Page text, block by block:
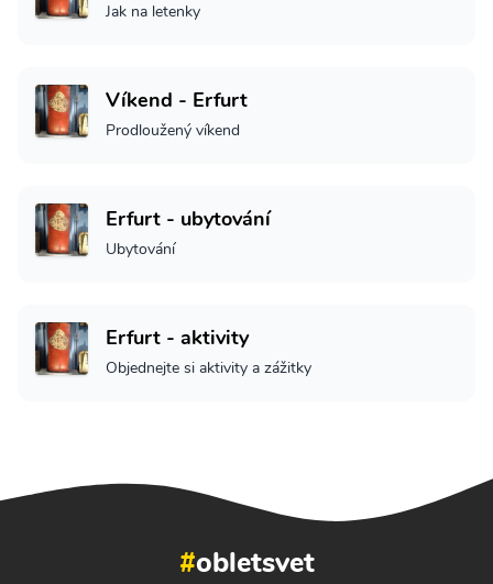
Jak na letenky
Víkend - Erfurt
Prodloužený víkend
Erfurt - ubytování
Ubytování
Erfurt - aktivity
Objednejte si aktivity a zážitky
#obletsvet